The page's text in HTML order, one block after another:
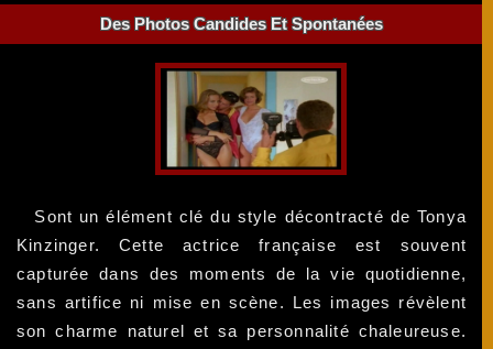
Des Photos Candides Et Spontanées
Sont un élément clé du style décontracté de Tonya
Kinzinger. Cette actrice française est souvent
capturée dans des moments de la vie quotidienne,
sans artifice ni mise en scène. Les images révèlent
son charme naturel et sa personnalité chaleureuse.